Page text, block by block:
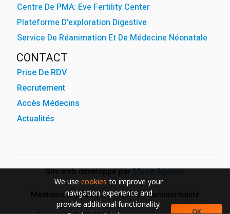
We use cookies to improve your
navigation experience and
provide additional functionality.
OK
Centre De PMA: Eve Fertility Center
Plateforme D’exploration Digestive
Service De Réanimation Et De Médecine Néonatale
CONTACT
Prise De RDV
Recrutement
Accès Médecins
Actualités
Site web développé parMuse Agency
Mentions légales Politique de confidentialité